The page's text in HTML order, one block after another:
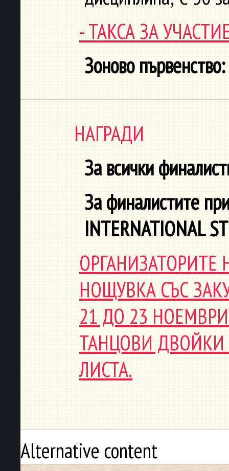
- ТАКСА ЗА
Зоново първенство:
НАГРАДИ
За всички
За финалистите
INTERNATIONAL
ОРГАНИЗАТОРИТЕ
НОЩУВКА СЪС
21 ДО 23
ТАНЦОВИ ДВОЙКИ
ЛИСТА.
Alternative content